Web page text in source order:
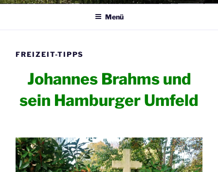
Menü
FREIZEIT-TIPPS
Johannes Brahms und
sein Hamburger Umfeld